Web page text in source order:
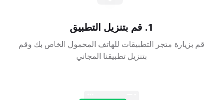
1. قم بتنزيل التطبيق
قم بزيارة متجر التطبيقات للهاتف المحمول الخاص بك وقم
بتنزيل تطبيقنا المجاني